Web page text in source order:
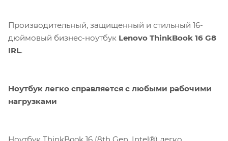
Производительный, защищенный и стильный 16-
дюймовый бизнес-ноутбук Lenovo ThinkBook 16 G8
IRL.
Ноутбук легко справляется с любыми рабочими
нагрузками